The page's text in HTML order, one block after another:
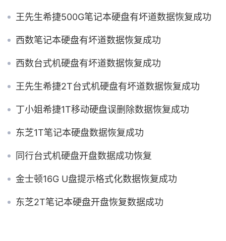
王先生希捷500G笔记本硬盘有坏道数据恢复成功
西数笔记本硬盘有坏道数据恢复成功
西数台式机硬盘有坏道数据恢复成功
王先生希捷2T台式机硬盘有坏道数据恢复成功
丁小姐希捷1T移动硬盘误删除数据恢复成功
东芝1T笔记本硬盘数据恢复成功
同行台式机硬盘开盘数据成功恢复
金士顿16G U盘提示格式化数据恢复成功
东芝2T笔记本硬盘开盘恢复数据成功